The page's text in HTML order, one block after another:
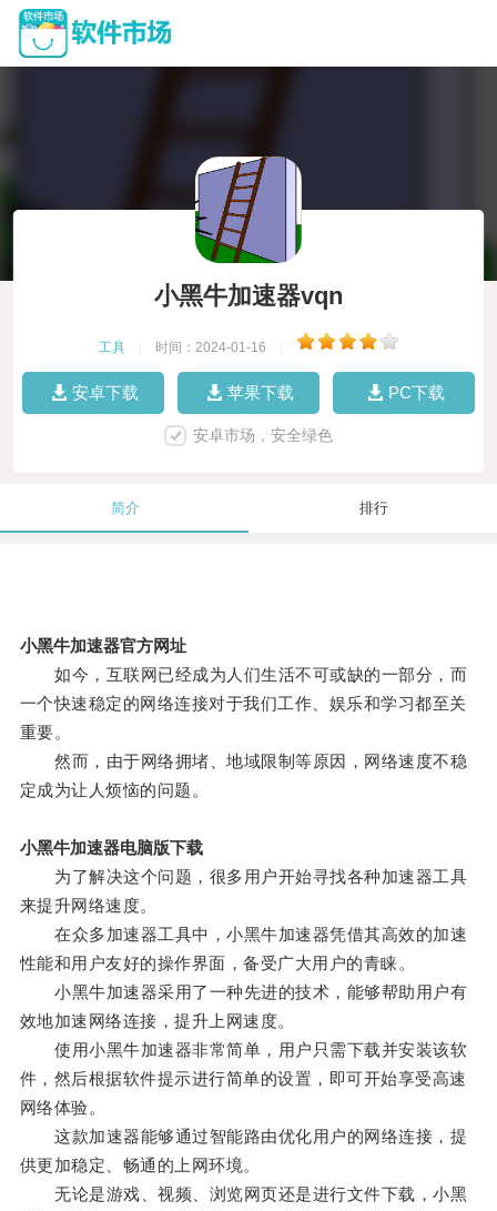
小黑牛加速器vqn
工具 时间：2024-01-16
安卓下载 苹果下载 PC下载
安卓市场，安全绿色
简介 排行
小黑牛加速器官方网址
如今，互联网已经成为人们生活不可或缺的一部分，而
一个快速稳定的网络连接对于我们工作、娱乐和学习都至关
重要。
然而，由于网络拥堵、地域限制等原因，网络速度不稳
定成为让人烦恼的问题。
小黑牛加速器电脑版下载
为了解决这个问题，很多用户开始寻找各种加速器工具
来提升网络速度。
在众多加速器工具中，小黑牛加速器凭借其高效的加速
性能和用户友好的操作界面，备受广大用户的青睐。
小黑牛加速器采用了一种先进的技术，能够帮助用户有
效地加速网络连接，提升上网速度。
使用小黑牛加速器非常简单，用户只需下载并安装该软
件，然后根据软件提示进行简单的设置，即可开始享受高速
网络体验。
这款加速器能够通过智能路由优化用户的网络连接，提
供更加稳定、畅通的上网环境。
无论是游戏、视频、浏览网页还是进行文件下载，小黑